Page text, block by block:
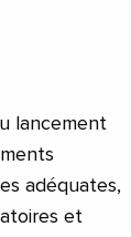
lancement
adéquates,
et